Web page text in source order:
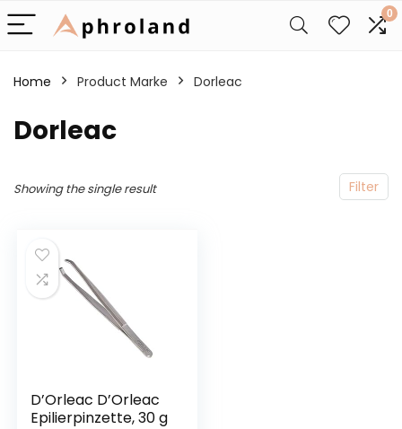
0
Home Product Marke ‎Dorleac
‎Dorleac
Filter
Showing the single result
D’Orleac D’Orleac
Epilierpinzette, 30 g